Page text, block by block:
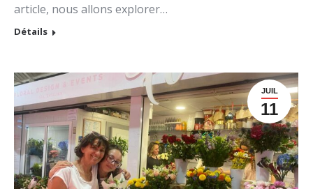
article, nous allons explorer…
Détails
JUIL
11